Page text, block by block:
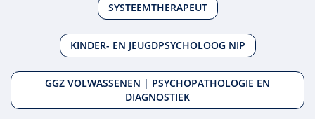
SYSTEEMTHERAPEUT
KINDER- EN JEUGDPSYCHOLOOG NIP
GGZ VOLWASSENEN | PSYCHOPATHOLOGIE EN
DIAGNOSTIEK